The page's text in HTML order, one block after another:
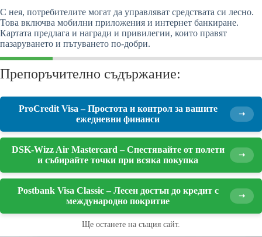
С нея, потребителите могат да управляват средствата си лесно.
Това включва мобилни приложения и интернет банкиране.
Картата предлага и награди и привилегии, които правят
пазаруването и пътуването по-добри.
Препоръчително съдържание:
ProCredit Visa – Простота и контрол за вашите
ежедневни финанси
➝
DSK-Wizz Air Mastercard – Спестявайте от полети
и събирайте точки при всяка покупка
➝
Postbank Visa Classic – Лесен достъп до кредит с
международно покритие
➝
Ще останете на същия сайт.